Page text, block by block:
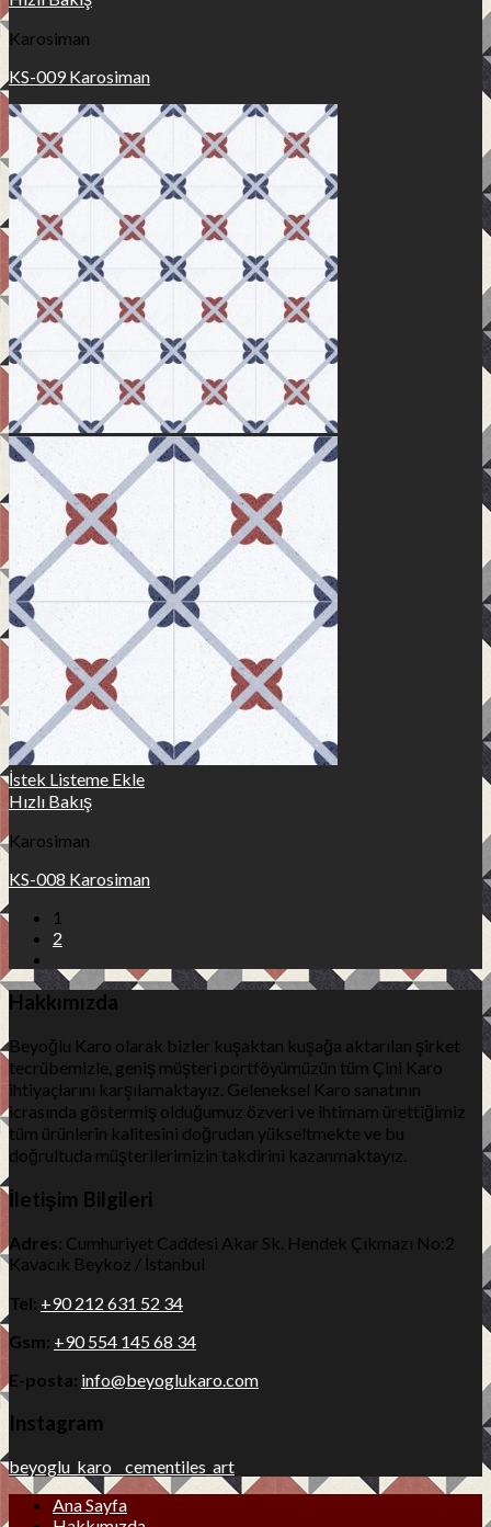
Karosiman
KS-009 Karosiman
İstek Listeme Ekle
Hızlı Bakış
Karosiman
KS-008 Karosiman
1
2
Hakkımızda
Beyoğlu Karo olarak bizler kuşaktan kuşağa aktarılan şirket
tecrübemizle, geniş müşteri portföyümüzün tüm Çini Karo
ihtiyaçlarını karşılamaktayız. Geleneksel Karo sanatının
icrasında göstermiş olduğumuz özveri ve ihtimam ürettiğimiz
tüm ürünlerin kalitesini doğrudan yükseltmekte ve bu
doğrultuda müşterilerimizin takdirini kazanmaktayız.
İletişim Bilgileri
Adres: Cumhuriyet Caddesi Akar Sk. Hendek Çıkmazı No:2
Kavacık Beykoz / İstanbul
Tel: +90 212 631 52 34
Gsm: +90 554 145 68 34
E-posta: info@beyoglukaro.com
Instagram
beyoglu_karo__cementiles_art
Ana Sayfa